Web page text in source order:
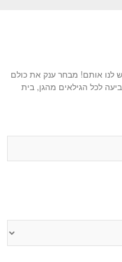
לנו אותם! מבחר ענק את כולם
לכל הגילאים מהגן, בית